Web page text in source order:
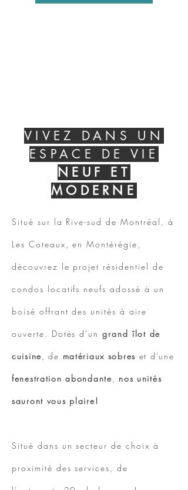
VIVEZ DANS UN
ESPACE DE VIE
NEUF ET
MODERNE
Situé sur la Rive-sud de Montréal, à
Les Coteaux, en Montérégie,
découvrez le projet résidentiel de
condos locatifs neufs adossé à un
boisé offrant des unités à aire
ouverte. Dotés d'ungrandîlot de
cuisine, de matériaux sobres et d'une
fenestration abondante, nos unités
sauront vous plaire!
Situé dans un secteur de choix à
proximité des services, de